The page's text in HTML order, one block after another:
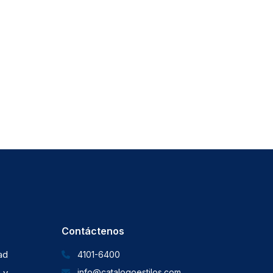
Contáctenos
4101-6400